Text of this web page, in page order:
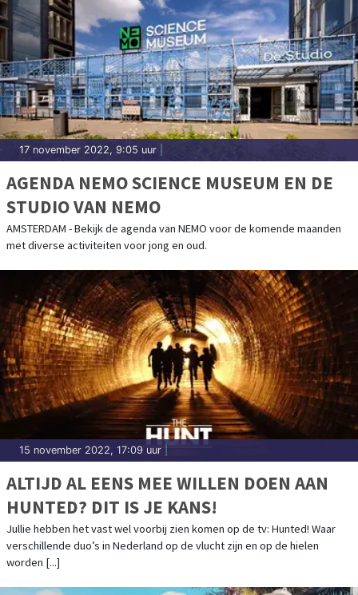
17 november 2022, 9:05 uur
AGENDA NEMO SCIENCE MUSEUM EN DE
STUDIO VAN NEMO
AMSTERDAM - Bekijk de agenda van NEMO voor de komende maanden
met diverse activiteiten voor jong en oud.
15 november 2022, 17:09 uur
ALTIJD AL EENS MEE WILLEN DOEN AAN
HUNTED? DIT IS JE KANS!
Jullie hebben het vast wel voorbij zien komen op de tv: Hunted! Waar
verschillende duo’s in Nederland op de vlucht zijn en op de hielen
worden [...]